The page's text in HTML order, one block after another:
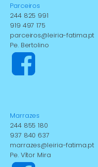
Parceiros
244 825 991
919 497 175
parceiros@leiria-fatima.pt
Pe. Bertolino
Marrazes
244 855 180
937 840 637
marrazes@leiria-fatima.pt
Pe. Vítor Mira